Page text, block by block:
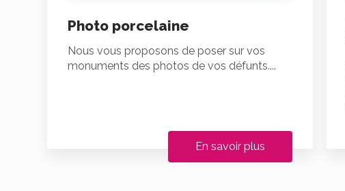
Photo porcelaine
Nous vous proposons de poser sur vos
monuments des photos de vos défunts....
En savoir plus